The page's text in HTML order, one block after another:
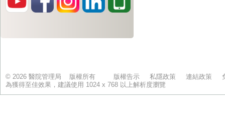
© 2026 醫院管理局 版權所有 版權告示 私隱政策 連結政策
為獲得至佳效果，建議使用 1024 x 768 以上解析度瀏覽